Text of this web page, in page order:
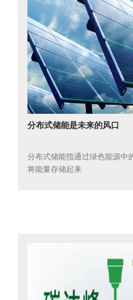
分布式储能是未来的风口
分布式储能指通过绿色能源中
将能量存储起来